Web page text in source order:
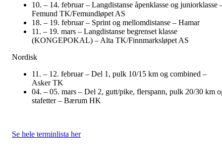
10. – 14. februar – Langdistanse åpenklasse og juniorklasse
Femund TK/Femundløpet AS
18. – 19. februar – Sprint og mellomdistanse – Hamar
11. – 19. mars – Langdistanse begrenset klasse
(KONGEPOKAL) – Alta TK/Finnmarksløpet AS
Nordisk
11. – 12. februar – Del 1, pulk 10/15 km og combined –
Asker TK
04. – 05. mars – Del 2, gutt/pike, flerspann, pulk 20/30 km
stafetter – Bærum HK
Se hele terminlista her